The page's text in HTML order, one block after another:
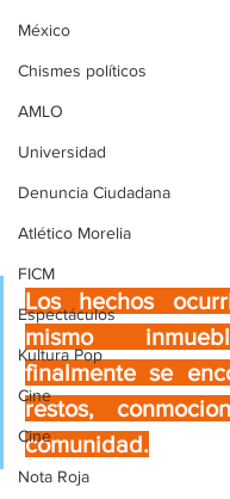
México
Chismes políticos
AMLO
Universidad
Denuncia Ciudadana
Atlético Morelia
FICM
Espectáculos
Kultura Pop
Cine
Cine
Nota Roja
Los hechos
mismo
finalmente se
restos,
comunidad.